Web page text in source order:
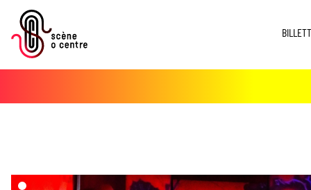
dd($imgs->media)